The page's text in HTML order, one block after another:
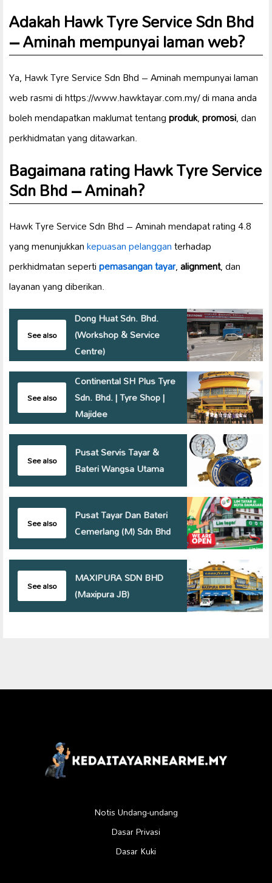
Adakah Hawk Tyre Service Sdn Bhd
– Aminah mempunyai laman web?
Ya, Hawk Tyre Service Sdn Bhd – Aminah mempunyai laman
web rasmi di https://www.hawktayar.com.my/ di mana anda
boleh mendapatkan maklumat tentangproduk,promosi, dan
perkhidmatan yang ditawarkan.
Bagaimana rating Hawk Tyre Service
Sdn Bhd – Aminah?
Hawk Tyre Service Sdn Bhd – Aminah mendapat rating 4.8
yang menunjukkankepuasan pelangganterhadap
perkhidmatan sepertipemasangan tayar,alignment, dan
layanan yang diberikan.
See also
Dong Huat Sdn. Bhd.
(Workshop & Service
Centre)
See also
Continental SH Plus Tyre
Sdn. Bhd. | Tyre Shop |
Majidee
See also
Pusat Servis Tayar &
Bateri Wangsa Utama
See also
Pusat Tayar Dan Bateri
Cemerlang (M) Sdn Bhd
See also
MAXIPURA SDN BHD
(Maxipura JB)
Notis Undang-undang
Dasar Privasi
Dasar Kuki